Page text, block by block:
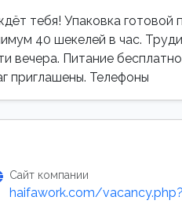
тебя! Упаковка готовой
40 шекелей в час.
вечера. Питание
приглашены. Телефоны
Сайт компании
haifawork.com/